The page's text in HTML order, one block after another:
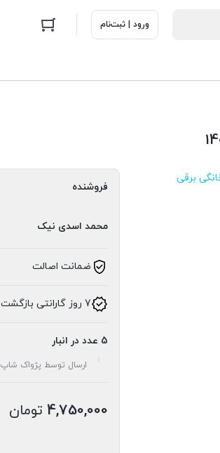
ورود | ثبت‌نام
برقی
فروشنده
محمد اسدی نیک
ضمانت اصالت
7 روز گارانتی بازگشت وجه
5 عدد در انبار
ارسال توسط پژواک شاپ
4,750,000 تومان